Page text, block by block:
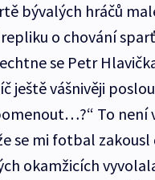
bývalých hráčů
o chování
se Petr
ještě vášnivěji
To není
se mi fotbal
okamžicích